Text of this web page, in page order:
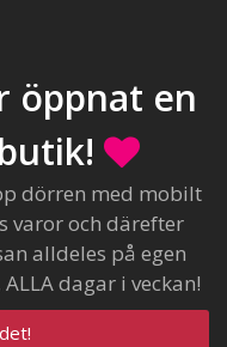
öppnat en
dörren med mobilt
varor och därefter
alldeles på egen
dagar i veckan!